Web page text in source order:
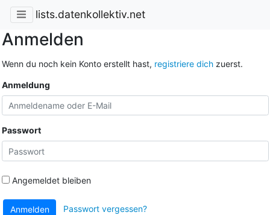
lists.datenkollektiv.net
Anmelden
Wenn du noch kein Konto erstellt hast, registriere dichzuerst.
Anmeldung
Passwort
Angemeldet bleiben
Anmelden Passwort vergessen?